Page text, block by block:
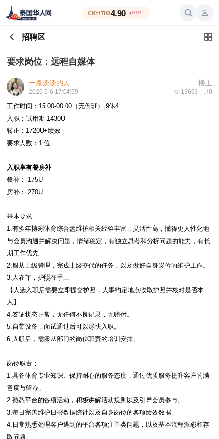
CNY/THB4.90 ▲0.01
招聘区
要求岗位：远程自媒体
楼主
一条淡淡的人
13693 0
2026-5-6 17:04:59
工作时间：15.00-00.00（无倒班）,9休4
入职：试用期 1430U
转正：1720U+绩效
要求人数：1 位
入职享有餐房补
餐补： 175U
房补： 270U
基本要求
1.有多年博彩体育综合盘维护相关经验丰富；灵活性高，懂得更人性化地
与会员沟通并解决问题，情绪稳定，有独立思考和分析问题的能力，有长
期工作优先
2.服从上级管理，完成上级交代的任务，以及做好自身岗位的维护工作。
3.人在菲，护照在手上
【人选入职后需要立即提交护照，人事约定地点收取护照并核对是否本
人】
4.签证状态正常，无任何不良记录，无赔付。
5.自带设备，面试通过后可以尽快入职。
6.入职后，需服从部门的岗位职责的培训安排。
岗位职责：
1.具备体育专业知识、保持耐心的服务态度，通过优质服务提升客户的满
意度与留存。
2.熟悉平台的各项活动，积极讲解活动规则以及引导会员参与。
3.每日完善维护日报数据统计以及自身岗位的各项绩效数据。
4.日常熟悉处理客户遇到的平台各项注单类问题，以及基本流程派彩和存
取问题。